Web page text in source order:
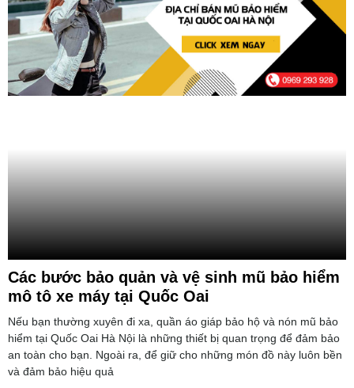
Các bước bảo quản và vệ sinh mũ bảo hiểm
mô tô xe máy tại Quốc Oai
Nếu bạn thường xuyên đi xa, quần áo giáp bảo hộ và nón mũ bảo
hiểm tại Quốc Oai Hà Nội là những thiết bị quan trọng để đảm bảo
an toàn cho bạn. Ngoài ra, để giữ cho những món đồ này luôn bền
và đảm bảo hiệu quả